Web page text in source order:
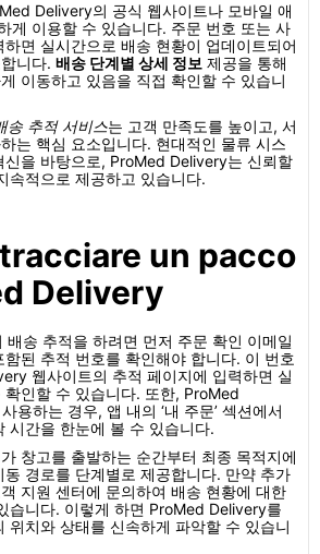
Delivery의 공식 웹사이트나 모바일 애
게 이용할 수 있습니다. 주문 번호 또는 사
면 실시간으로 배송 현황이 업데이트되어
니다. 배송 단계별 상세 정보 제공을 통해
이동하고 있음을 직접 확인할 수 있습니
송 추적 서비스는 고객 만족도를 높이고, 서
는 핵심 요소입니다. 현대적인 물류 시스
신을 바탕으로, ProMed Delivery는 신뢰할
속적으로 제공하고 있습니다.
un pacco
Delivery
송 추적을 하려면 먼저 주문 확인 이메일
된 추적 번호를 확인해야 합니다. 이 번호
웹사이트의 추적 페이지에 입력하면 실
인할 수 있습니다. 또한, ProMed
용하는 경우, 앱 내의 ‘내 주문’ 섹션에서
시간을 한눈에 볼 수 있습니다.
창고를 출발하는 순간부터 최종 목적지에
동 경로를 단계별로 제공합니다. 만약 추가
지원 센터에 문의하여 배송 현황에 대한
습니다. 이렇게 하면 ProMed Delivery를
위치와 상태를 신속하게 파악할 수 있습니